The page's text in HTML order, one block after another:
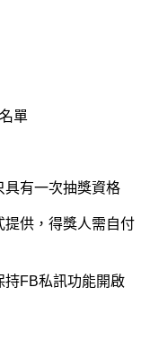
單
具有一次抽獎資格
提供，得獎人需自付
持FB私訊功能開啟